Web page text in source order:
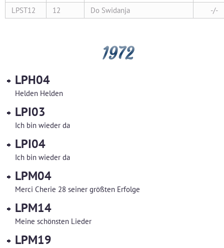
LPST12
12 Do Swidanja -/-
1972
LPH04
Helden Helden
LPI03
Ich bin wieder da
LPI04
Ich bin wieder da
LPM04
Merci Cherie 28 seiner größten Erfolge
LPM14
Meine schönsten Lieder
LPM19